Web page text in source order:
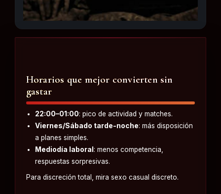
Horarios que mejor convierten sin
gastar
22:00–01:00: pico de actividad y matches.
Viernes/Sábado tarde-noche: más disposición
a planes simples.
Mediodía laboral : menos competencia,
respuestas sorpresivas.
Para discreción total, mira sexo casual discreto.